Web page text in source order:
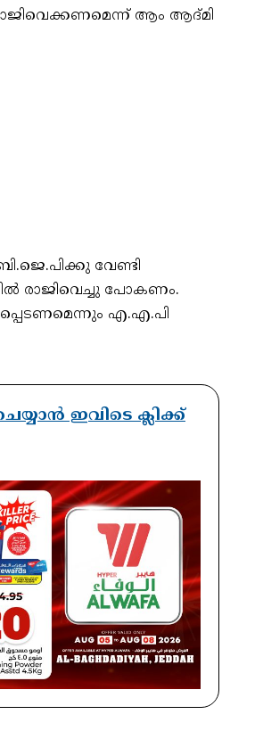
ആം ആദ്മി
വേണ്ടി
രാജിവെച്ചു പോകണം.
എ.എ.പി
ഇവിടെ ക്ലിക്ക്